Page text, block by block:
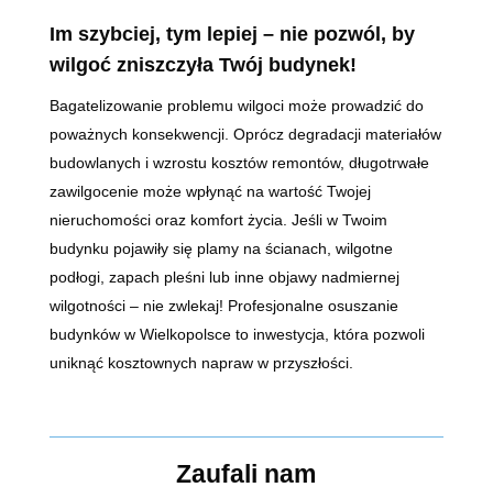
Im szybciej, tym lepiej – nie pozwól, by
wilgoć zniszczyła Twój budynek!
Bagatelizowanie problemu wilgoci może prowadzić do
poważnych konsekwencji. Oprócz degradacji materiałów
budowlanych i wzrostu kosztów remontów, długotrwałe
zawilgocenie może wpłynąć na wartość Twojej
nieruchomości oraz komfort życia. Jeśli w Twoim
budynku pojawiły się plamy na ścianach, wilgotne
podłogi, zapach pleśni lub inne objawy nadmiernej
wilgotności – nie zwlekaj! Profesjonalne osuszanie
budynków w Wielkopolsce to inwestycja, która pozwoli
uniknąć kosztownych napraw w przyszłości.
Zaufali nam